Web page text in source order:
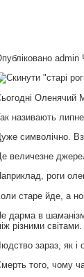
admin
Оленячий
називають
символічно.
величезне
роги
старе йде, а
дарма в
різними світами.
зараз, як і
того, чому